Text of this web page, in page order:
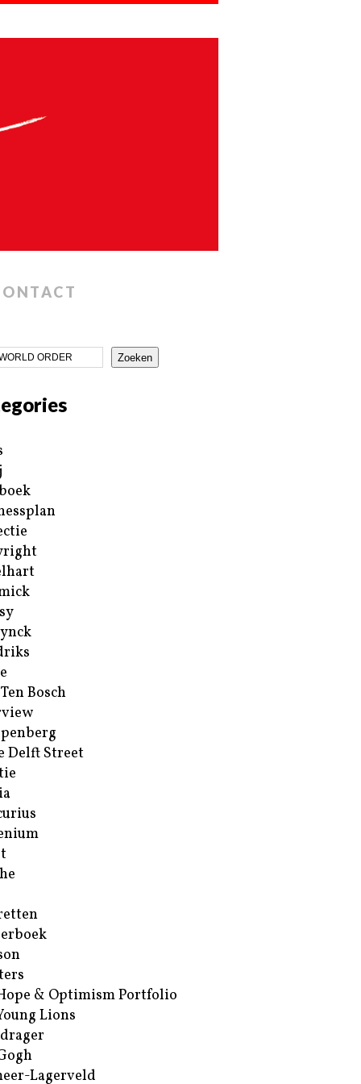
Zoeken
Bosch
Delft Street
& Optimism Portfolio
Lions
Lagerveld